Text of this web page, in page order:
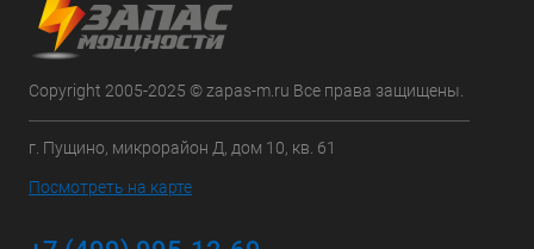
Copyright 2005-2025 © zapas-m.ru Все права защищены.
г. Пущино, микрорайон Д, дом 10, кв. 61
Посмотреть на карте